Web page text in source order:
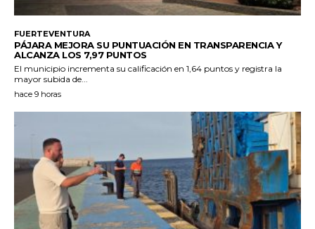
FUERTEVENTURA
PÁJARA MEJORA SU PUNTUACIÓN EN TRANSPARENCIA Y
ALCANZA LOS 7,97 PUNTOS
El municipio incrementa su calificación en 1,64 puntos y registra la
mayor subida de...
hace 9 horas